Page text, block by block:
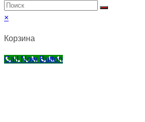
×
Корзина
Call Now Button